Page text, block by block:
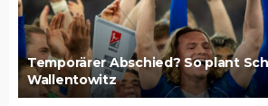
Temporärer Abschied? So plant
Wallentowitz